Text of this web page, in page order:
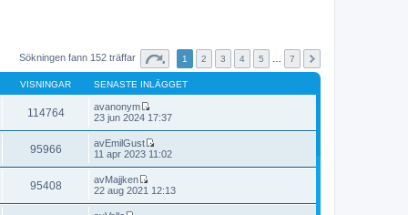
Sökningen fann 152 träffar 1 2 3 4 5 7
VISNINGAR SENASTE INLÄGGET
114764 avanonym
G
t
i
l
l
e
t
23 jun 2024 17:37
95966 avEmilGust
G
l
l
11 apr 2023 11:02
95408 avMajjken
G
22 aug 2021 12:13